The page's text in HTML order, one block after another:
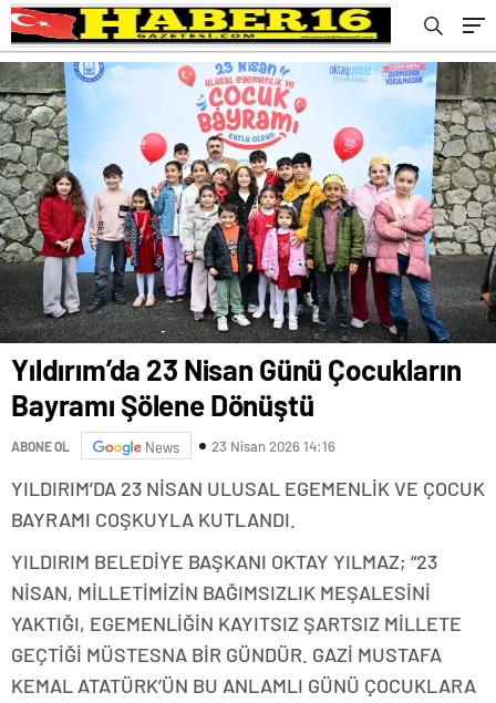
Yıldırım’da 23 Nisan Günü Çocukların
Bayramı Şölene Dönüştü
ABONE OL News 23 Nisan 2026 14:16
YILDIRIM’DA 23 NİSAN ULUSAL EGEMENLİK VE ÇOCUK
BAYRAMI COŞKUYLA KUTLANDI.
YILDIRIM BELEDİYE BAŞKANI OKTAY YILMAZ; “23
NİSAN, MİLLETİMİZİN BAĞIMSIZLIK MEŞALESİNİ
YAKTIĞI, EGEMENLİĞİN KAYITSIZ ŞARTSIZ MİLLETE
GEÇTİĞİ MÜSTESNA BİR GÜNDÜR. GAZİ MUSTAFA
KEMAL ATATÜRK’ÜN BU ANLAMLI GÜNÜ ÇOCUKLARA